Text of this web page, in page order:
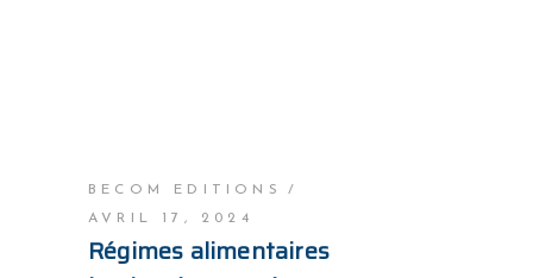
BECOM EDITIONS
AVRIL 17, 2024
Régimes alimentaires